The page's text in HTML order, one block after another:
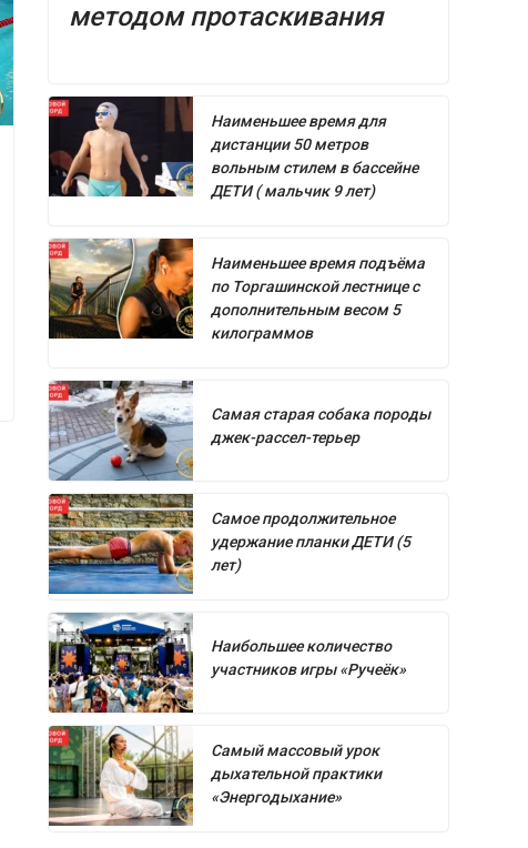
методом протаскивания
Наименьшее время для
дистанции 50 метров
вольным стилем в бассейне
ДЕТИ ( мальчик 9 лет)
Наименьшее время подъёма
по Торгашинской лестнице с
дополнительным весом 5
килограммов
Самая старая собака породы
джек-рассел-терьер
Самое продолжительное
удержание планки ДЕТИ (5
лет)
Наибольшее количество
участников игры «Ручеёк»
Самый массовый урок
дыхательной практики
«Энергодыхание»